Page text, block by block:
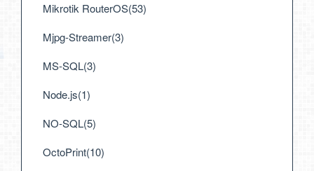
Mikrotik RouterOS(53)
Mjpg-Streamer(3)
MS-SQL(3)
Node.js(1)
NO-SQL(5)
OctoPrint(10)